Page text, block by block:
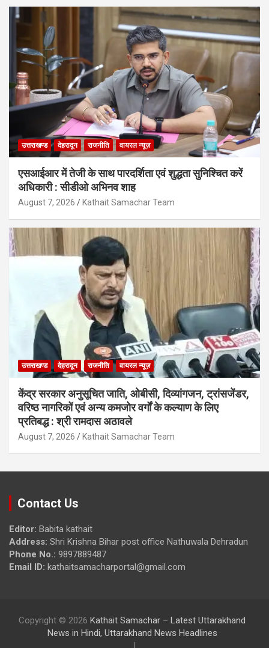
उत्तराखण्ड देहरादून राजनीति वायरल न्यूज़
एसआईआर में तेजी के साथ पारदर्शिता एवं शुद्धता सुनिश्चित करें
अधिकारी : सीडीओ अभिनव शाह
August 7, 2026 Kathait Samachar Team
उत्तराखण्ड देहरादून राजनीति वायरल न्यूज़
केंद्र सरकार अनुसूचित जाति, ओबीसी, दिव्यांगजन, ट्रांसजेंडर,
वरिष्ठ नागरिकों एवं अन्य कमजोर वर्गों के कल्याण के लिए
प्रतिबद्ध : श्री रामदास अठावले
August 7, 2026 Kathait Samachar Team
Contact Us
Editor: Babita kathait
Address: Shri Krishna Bihar post office Nathuwala Dehradun
Phone No.: 9897889487
Email ID: kathaitsamacharportal@gmail.com
Copyright © 2026 Kathait Samachar – Latest Uttarakhand
News in Hindi, Uttarakhand News Headlines